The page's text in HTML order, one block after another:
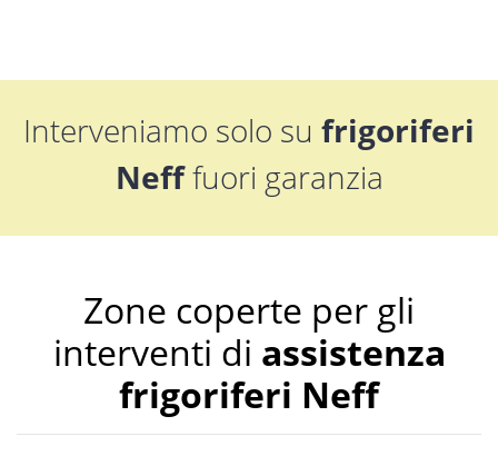
Interveniamo solo su frigoriferi
Nefffuori garanzia
Zone coperte per gli
interventi di assistenza
frigoriferi Neff